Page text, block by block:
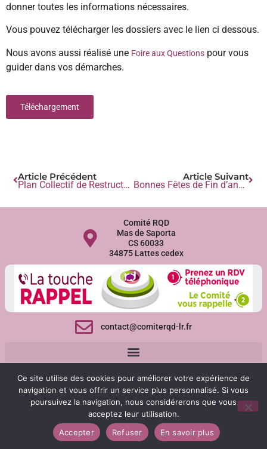
donner toutes les informations nécessaires.
Vous pouvez télécharger les dossiers avec le lien ci dessous.
Nous avons aussi réalisé une Foire aux Questions pour vous
guider dans vos démarches.
Téléchargement
Article Précédent
Plan Collectif de Restructuration N°5 : Déposez votre demande de paiement
Article Suivant
Bonnes Fêtes de Fin d’année 2025 !
Comité RQD
Mas de Saporta
CS 60033
34875 Lattes cedex
contact@comiterqd-lr.fr
Accueil téléphonique et accueil du public du lundi au
vendredi de 9h à 12h et de 14h à 17h
Ce site utilise des cookies pour améliorer votre expérience de
navigation et vous offrir un service plus personnalisé. Si vous
poursuivez la navigation, nous considérerons que vous
acceptez leur utilisation.
Accepter
Refuser En savoir plus